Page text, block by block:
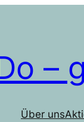
–
Über uns